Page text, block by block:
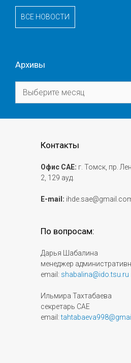
ВСЕ НОВОСТИ
Архивы
Контакты
Офис САЕ: г. Томск, пр.
2, 129 ауд.
E-mail:
По вопросам:
Дарья Шабалина
менеджер
email: shabalina@ido.tsu.ru
Ильмира Тахтабаева
секретарь САЕ
email: